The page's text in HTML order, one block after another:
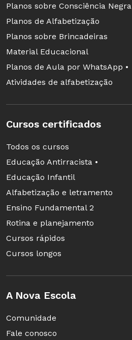
Planos sobre Consciência Negra
Planos de Alfabetização
Planos sobre Brincadeiras
Material Educacional
Planos de Aula por WhatsApp •
Atividades de alfabetização
Cursos certificados
Todos os cursos
Educação Antirracista •
Educação Infantil
Alfabetização e letramento
Ensino Fundamental 2
Rotina e planejamento
Cursos rápidos
Cursos longos
A Nova Escola
Comunidade
Fale conosco